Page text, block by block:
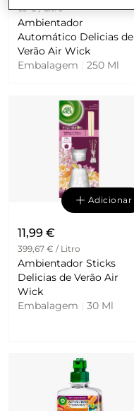
69 € / Litro
Ambientador
Automático Delicias de
Verão Air Wick
Embalagem
250 Ml
Adicionar
11,99 €
399,67 € / Litro
Ambientador Sticks
Delicias de Verão Air
Wick
Embalagem
30 Ml